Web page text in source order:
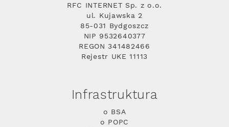
RFC INTERNET Sp. z o.o.
ul. Kujawska 2
85-031 Bydgoszcz
NIP 9532640377
REGON 341482466
Rejestr UKE 11113
Infrastruktura
o BSA
o POPC